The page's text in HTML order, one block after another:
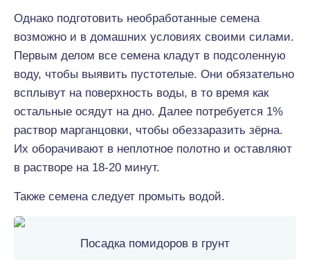
Однако подготовить необработанные семена
возможно и в домашних условиях своими силами.
Первым делом все семена кладут в подсоленную
воду, чтобы выявить пустотелые. Они обязательно
всплывут на поверхность воды, в то время как
остальные осядут на дно. Далее потребуется 1%
раствор марганцовки, чтобы обеззаразить зёрна.
Их оборачивают в неплотное полотно и оставляют
в растворе на 18-20 минут.
Также семена следует промыть водой.
Посадка помидоров в грунт